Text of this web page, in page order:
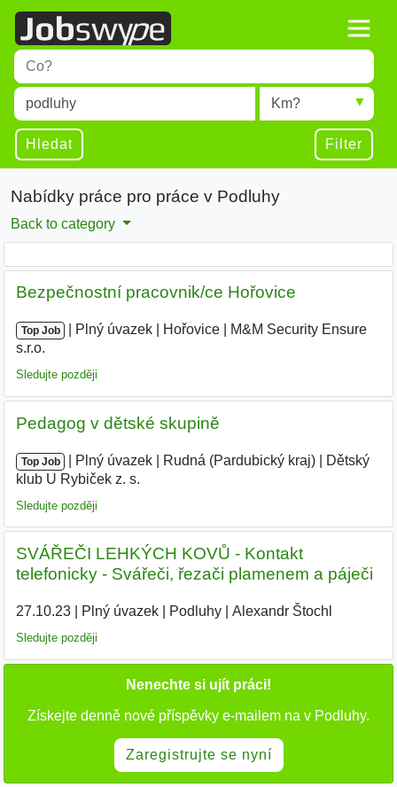
Title
Type 1 or more characters for results.
Místo
Type 1 or more characters for results.
Radius
Hledat Filter
Nabídky práce pro práce v Podluhy
Back to category
Bezpečnostní pracovnik/ce Hořovice
Top Job Plný úvazek Hořovice
M&M Security Ensure
s.r.o.
Sledujte později
Pedagog v dětské skupině
Top Job Plný úvazek Rudná (Pardubický kraj)
Dětský
klub U Rybiček z. s.
Sledujte později
SVÁŘEČI LEHKÝCH KOVŮ - Kontakt
telefonicky - Svářeči, řezači plamenem a páječi
27.10.23| Plný úvazek| Podluhy| Alexandr Štochl
Sledujte později
Nenechte si ujít práci!
Získejte denně nové příspěvky e-mailem na v Podluhy.
Zaregistrujte se nyní